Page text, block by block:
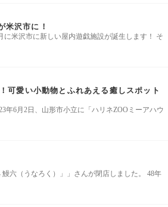
米沢市に！
に米沢市に新しい屋内遊戯施設が誕生します！ そ
可愛い小動物とふれあえる癒しスポット
年6月2日、山形市小立に「ハリネZOOミーアハウ
六（うなろく）」」さんが閉店しました。 48年